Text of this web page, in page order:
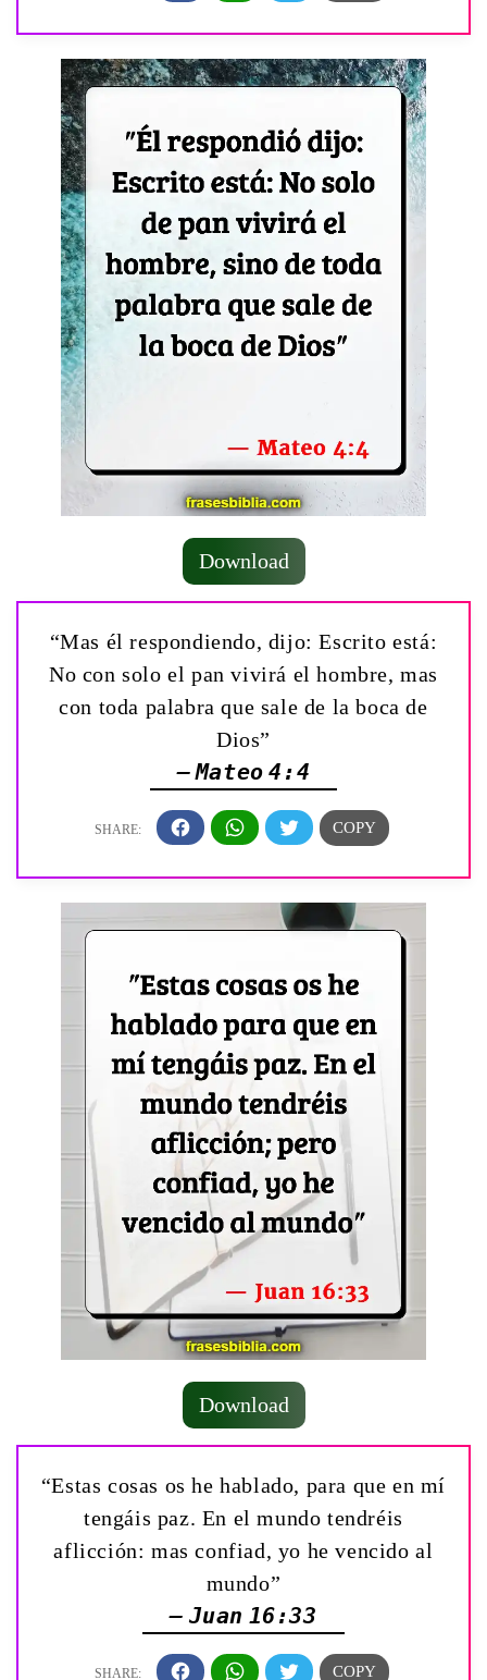
Download
“Mas él respondiendo, dijo: Escrito está:
No con solo el pan vivirá el hombre, mas
con toda palabra que sale de la boca de
Dios”
— Mateo 4:4
Download
“Estas cosas os he hablado, para que en mí
tengáis paz. En el mundo tendréis
aflicción: mas confiad, yo he vencido al
mundo”
— Juan 16:33